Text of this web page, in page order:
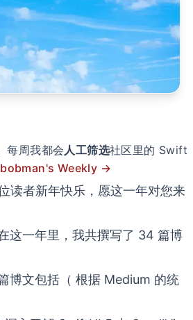
每周我都会人工筛选社区里的 Swift
Weekly →
读者新年快乐，愿这一年对您来
这一年里，我共撰写了 34 篇博
博文包括（ 根据 Medium 的统